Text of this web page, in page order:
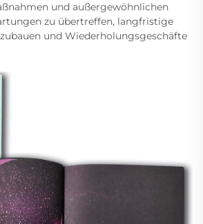
und außergewöhnlichen
zu übertreffen, langfristige
und Wiederholungsgeschäfte